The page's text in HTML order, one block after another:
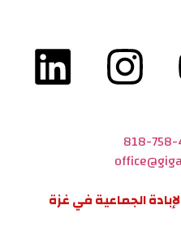
818-
الجماعية في غزة